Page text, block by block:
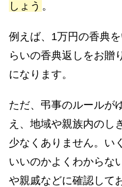
しょう 。
例えば、1万円の香典
らいの香典返しをお贈
になります。
ただ、弔事のルールが
え、地域や親族内のし
少なくありません。い
いいのかよくわからな
や親戚などに確認して